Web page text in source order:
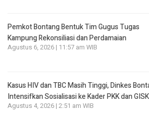
Pemkot Bontang Bentuk Tim Gugus Tugas
Kampung Rekonsiliasi dan Perdamaian
Agustus 6, 2026 | 11:57 am WIB
Kasus HIV dan TBC Masih Tinggi, Dinkes
Intensifkan Sosialisasi ke Kader PKK dan
Agustus 4, 2026 | 2:51 am WIB